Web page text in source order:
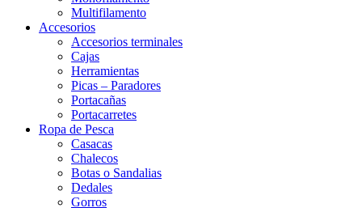
Multifilamento
Accesorios
Accesorios terminales
Cajas
Herramientas
Picas – Paradores
Portacañas
Portacarretes
Ropa de Pesca
Casacas
Chalecos
Botas o Sandalias
Dedales
Gorros